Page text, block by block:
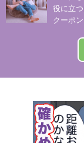
役に立
クーポ